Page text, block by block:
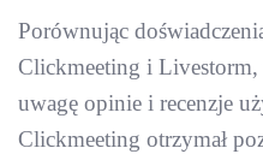
Porównując
Clickmeeting i Livestorm,
uwagę opinie i recenzje
Clickmeeting otrzymał